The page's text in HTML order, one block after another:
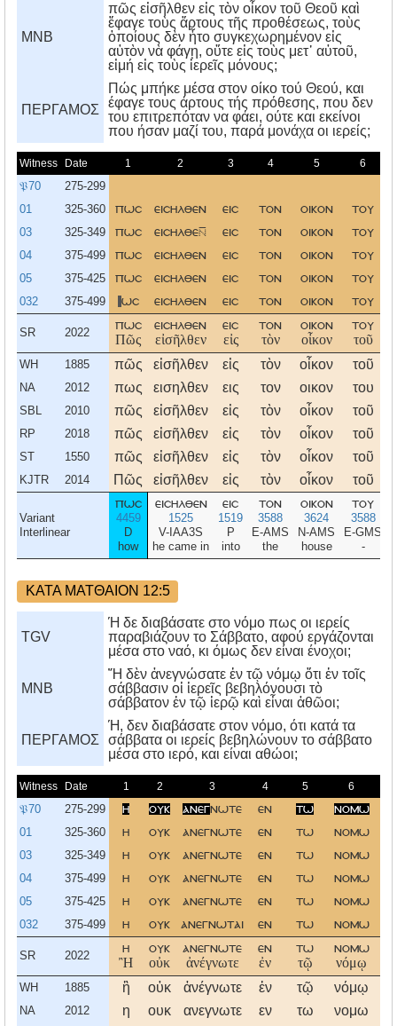
MNB
πῶς εἰσῆλθεν εἰς τὸν οἶκον τοῦ Θεοῦ καὶ
ἔφαγε τοὺς ἄρτους τῆς προθέσεως, τοὺς
ὁποίους δὲν ἦτο συγκεχωρημένον εἰς
αὐτὸν νὰ φάγῃ, οὔτε εἰς τοὺς μετ᾿ αὐτοῦ,
εἰμή εἰς τοὺς ἱερεῖς μόνους;
ΠΕΡΓΑΜΟΣ
Πώς μπήκε μέσα στον οίκο τού Θεού, και
έφαγε τους άρτους τής πρόθεσης, που δεν
του επιτρεπόταν να φάει, ούτε και εκείνοι
που ήσαν μαζί του, παρά μονάχα οι ιερείς;
Witness Date 1 2 3 4 5 6
𝔓70
275-299
01
325-360 πωσ εισηλθεν εισ τον οικον του
03 325-349 πωσ εισηλθε εισ τον οικον του
04 375-499 πωσ εισηλθεν εισ τον οικον του
05 375-425 πωσ εισηλθεν εισ τον οικον του
032 375-499 ωσ εισηλθεν εισ τον οικον του
SR 2022
πωσ
Πῶς
εισηλθεν
εἰσῆλθεν
εισ
εἰς
τον
τὸν
οικον
οἶκον
του
τοῦ
WH 1885 πῶς εἰσῆλθεν εἰς τὸν οἶκον τοῦ
NA 2012 πως εισηλθεν εις τον οικον του
SBL 2010 πῶς εἰσῆλθεν εἰς τὸν οἶκον τοῦ
RP 2018 πῶς εἰσῆλθεν εἰς τὸν οἶκον τοῦ
ST 1550 πῶς εἰσῆλθεν εἰς τὸν οἶκον τοῦ
KJTR 2014 Πῶς εἰσῆλθεν εἰς τὸν οἶκον τοῦ
Variant
Interlinear
πωσ
4459
D
how
εισηλθεν
1525
V-IAA3S
he came in
εισ
1519
P
into
τον
3588
E-AMS
the
οικον
3624
N-AMS
house
του
3588
E-GMS
-
ΚΑΤΑ ΜΑΤΘΑΙΟΝ 12:5
TGV
Ή δε διαβάσατε στο νόμο πως οι ιερείς
παραβιάζουν το Σάββατο, αφού εργάζονται
μέσα στο ναό, κι όμως δεν είναι ένοχοι;
MNB
Ἤ δὲν ἀνεγνώσατε ἐν τῷ νόμῳ ὅτι ἐν τοῖς
σάββασιν οἱ ἱερεῖς βεβηλόνουσι τὸ
σάββατον ἐν τῷ ἱερῷ καὶ εἶναι ἀθῶοι;
ΠΕΡΓΑΜΟΣ
Ή, δεν διαβάσατε στον νόμο, ότι κατά τα
σάββατα οι ιερείς βεβηλώνουν το σάββατο
μέσα στο ιερό, και είναι αθώοι;
Witness Date 1 2 3 4 5 6
𝔓70 275-299 η ουκ ανεγνωτε εν τω νομω
01 325-360 η ουκ ανεγνωτε εν τω νομω
03 325-349 η ουκ ανεγνωτε εν τω νομω
04 375-499 η ουκ ανεγνωτε εν τω νομω
05 375-425 η ουκ ανεγνωτε εν τω νομω
032 375-499 η ουκ ανεγνωται εν τω νομω
SR 2022
η
Ἢ
ουκ
οὐκ
ανεγνωτε
ἀνέγνωτε
εν
ἐν
τω
τῷ
νομω
νόμῳ
WH 1885 ἢ οὐκ ἀνέγνωτε ἐν τῷ νόμῳ
NA 2012 η ουκ ανεγνωτε εν τω νομω